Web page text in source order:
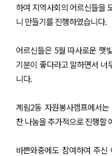
하여 지역사회의 어르신들을
니 만들기를 진행하였습니다.
어르신들은 5월 따사로운 햇
기분이 좋다라고 말하면서 너
니다.
계림2동 자원봉사캠프에서
찬 나눔을 추가적으로 진행할
바쁜와중에도 참여하여 주